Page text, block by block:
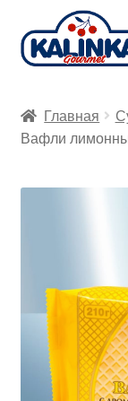
Перейти
к
Перейти
к
Заказ онлайн
Магазины
Главная
Вафли